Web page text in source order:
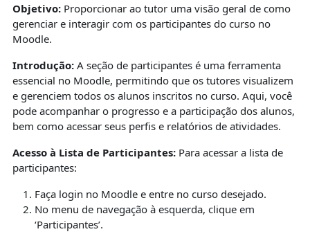
Objetivo: Proporcionar ao tutor uma visão geral de como
gerenciar e interagir com os participantes do curso no
Moodle.
Introdução: A seção de participantes é uma ferramenta
essencial no Moodle, permitindo que os tutores visualizem
e gerenciem todos os alunos inscritos no curso. Aqui, você
pode acompanhar o progresso e a participação dos alunos,
bem como acessar seus perfis e relatórios de atividades.
Acesso à Lista de Participantes: Para acessar a lista de
participantes:
Faça login no Moodle e entre no curso desejado.
No menu de navegação à esquerda, clique em
‘Participantes’.